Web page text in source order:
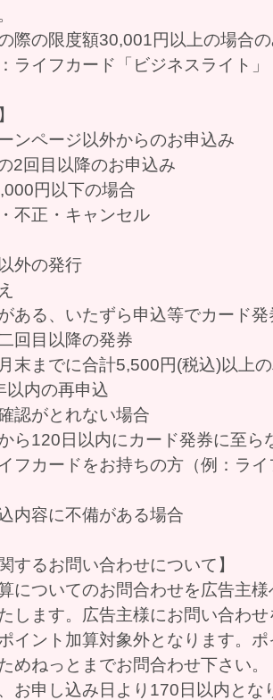
際の限度額30,001円以上の場合
ライフカード「ビジネスライト」
ンページ以外からのお申込み
2回目以降のお申込み
円以下の場合
不正・キャンセル
外の発行
ある、いたずら申込等でカード
回目以降の発券
末までに合計5,500円(税込)以上
以内の再申込
認がとれない場合
ら120日以内にカード発券に至ら
フカードをお持ちの方（例：ラ
内容に不備がある場合
するお問い合わせについて】
についてのお問合わせを広告主
します。広告主様にお問い合わ
イント加算対象外となります。
めねっとまでお問合わせ下さい。
お申し込み日より170日以内とな